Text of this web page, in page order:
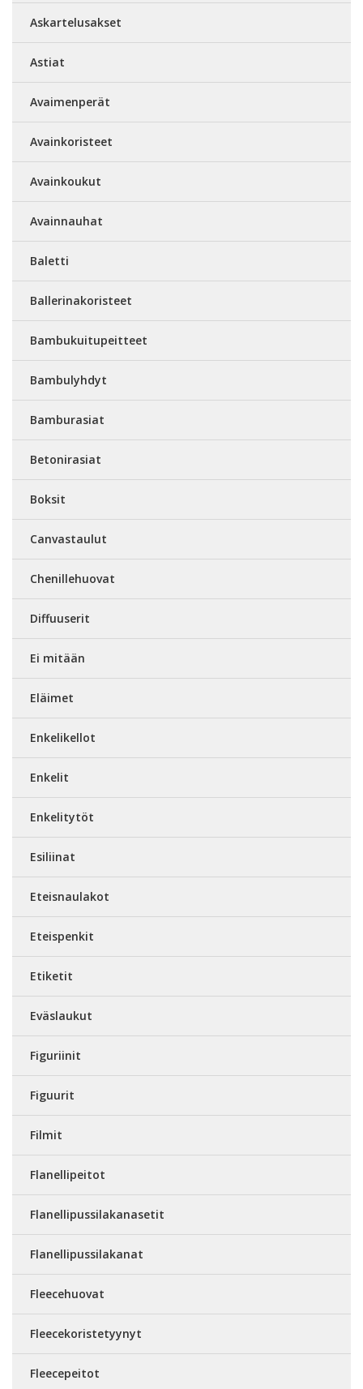
Askartelusakset
Astiat
Avaimenperät
Avainkoristeet
Avainkoukut
Avainnauhat
Baletti
Ballerinakoristeet
Bambukuitupeitteet
Bambulyhdyt
Bamburasiat
Betonirasiat
Boksit
Canvastaulut
Chenillehuovat
Diffuuserit
Ei mitään
Eläimet
Enkelikellot
Enkelit
Enkelitytöt
Esiliinat
Eteisnaulakot
Eteispenkit
Etiketit
Eväslaukut
Figuriinit
Figuurit
Filmit
Flanellipeitot
Flanellipussilakanasetit
Flanellipussilakanat
Fleecehuovat
Fleecekoristetyynyt
Fleecepeitot